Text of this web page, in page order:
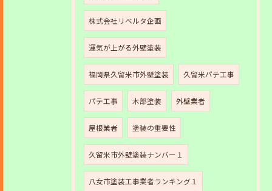
株式会社リベルタ企画
運気が上がる外壁塗装
福岡県久留米市外壁塗装 久留米パテ工事
パテ工事 木部塗装 外壁業者
屋根業者 塗装の重要性
久留米市外壁塗装ナンバー１
八女市塗装工事業者ランキング１